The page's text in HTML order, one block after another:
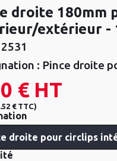
droite 180mm
extérieur -
: Pince droite
€HT
€ TTC)